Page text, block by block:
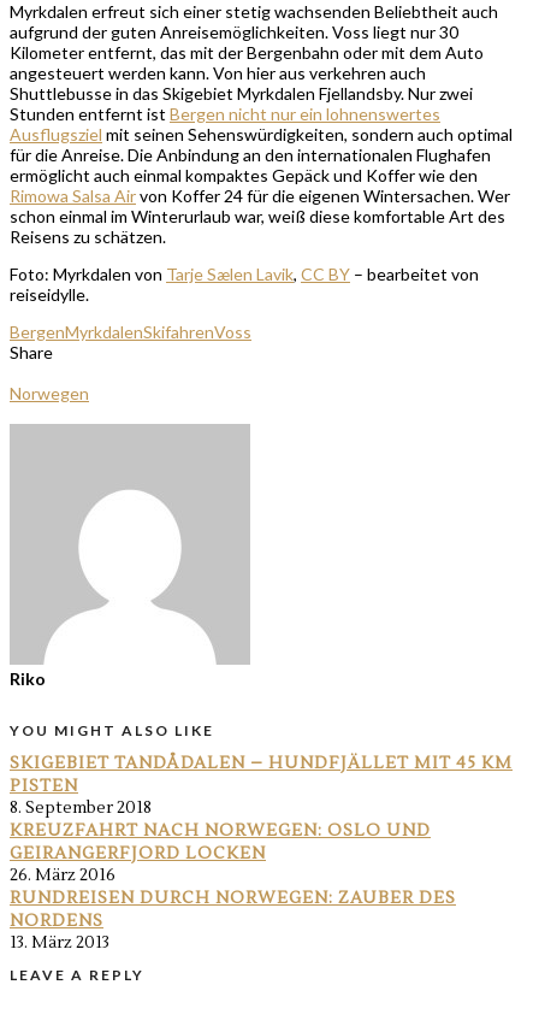
Myrkdalen erfreut sich einer stetig wachsenden Beliebtheit auch
aufgrund der guten Anreisemöglichkeiten. Voss liegt nur 30
Kilometer entfernt, das mit der Bergenbahn oder mit dem Auto
angesteuert werden kann. Von hier aus verkehren auch
Shuttlebusse in das Skigebiet Myrkdalen Fjellandsby. Nur zwei
Stunden entfernt ist Bergen nicht nur ein lohnenswertes
Ausflugsziel mit seinen Sehenswürdigkeiten, sondern auch optimal
für die Anreise. Die Anbindung an den internationalen Flughafen
ermöglicht auch einmal kompaktes Gepäck und Koffer wie den
Rimowa Salsa Airvon Koffer 24 für die eigenen Wintersachen. Wer
schon einmal im Winterurlaub war, weiß diese komfortable Art des
Reisens zu schätzen.
Foto: Myrkdalen von Tarje Sælen Lavik, CC BY – bearbeitet von
reiseidylle.
BergenMyrkdalenSkifahrenVoss
Share
Norwegen
Riko
YOU MIGHT ALSO LIKE
SKIGEBIET TANDÅDALEN – HUNDFJÄLLET MIT 45 KM
PISTEN
8. September 2018
KREUZFAHRT NACH NORWEGEN: OSLO UND
GEIRANGERFJORD LOCKEN
26. März 2016
RUNDREISEN DURCH NORWEGEN: ZAUBER DES
NORDENS
13. März 2013
LEAVE A REPLY